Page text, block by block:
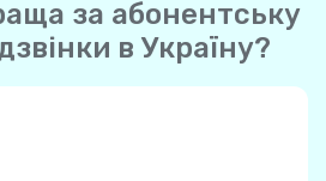
за абонентську
в Україну?